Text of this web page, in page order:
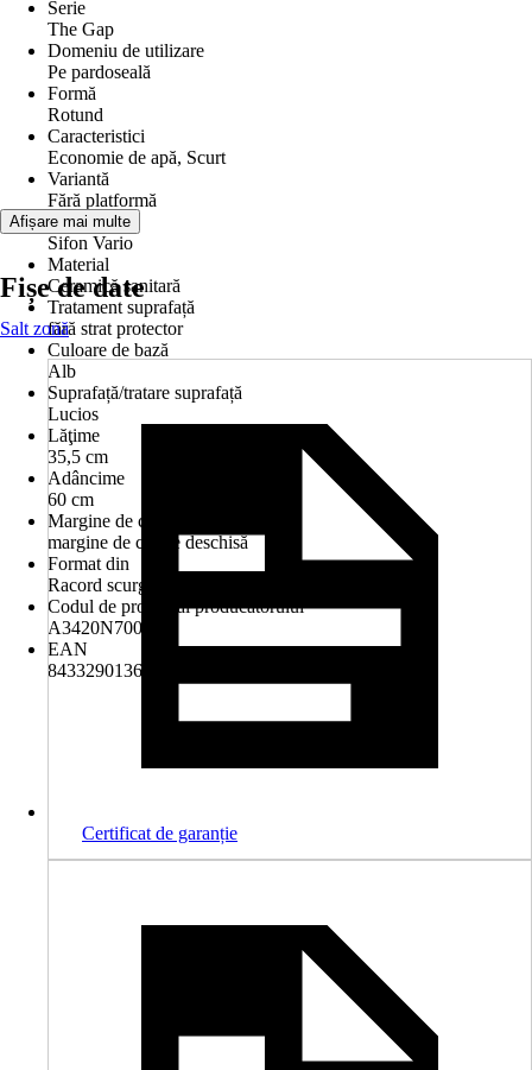
Serie
The Gap
Domeniu de utilizare
Pe pardoseală
Formă
Rotund
Caracteristici
Economie de apă, Scurt
Variantă
Fără platformă
Ieșire
Sifon Vario
Material
Ceramică sanitară
Tratament suprafață
fără strat protector
Culoare de bază
Alb
Suprafață/tratare suprafață
Lucios
Lăţime
35,5 cm
Adâncime
60 cm
Margine de clătire
margine de clătire deschisă
Format din
Racord scurgere pentru instalare verticală
Codul de produs al producătorului
A3420N7000
EAN
8433290136302
Afișare mai multe
Fișe de date
Salt zonă
Certificat de garanție